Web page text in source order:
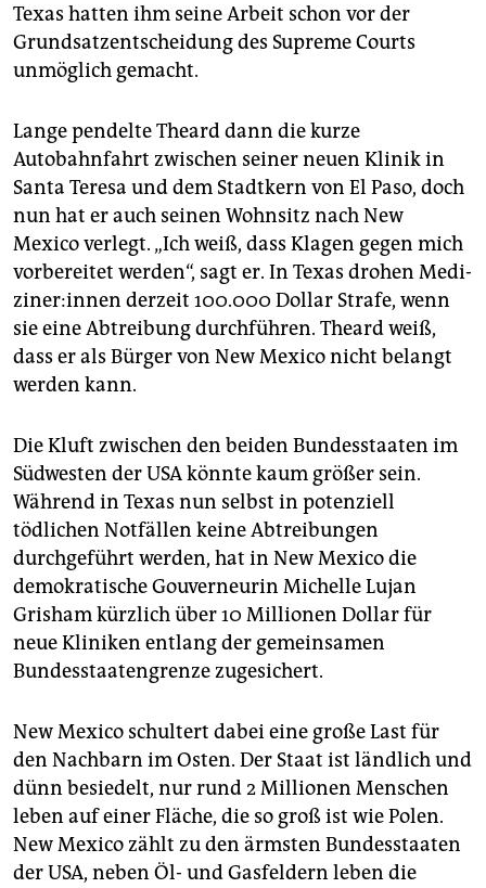
Texas hatten ihm seine Arbeit schon vor der
Grundsatzentscheidung des Supreme Courts
unmöglich gemacht.
Lange pendelte Theard dann die kurze
Autobahnfahrt zwischen seiner neuen Klinik in
Santa Teresa und dem Stadtkern von El Paso, doch
nun hat er auch seinen Wohnsitz nach New
Mexico verlegt. „Ich weiß, dass Klagen gegen mich
vorbereitet werden“, sagt er. In Texas drohen Me­di­
zi­ne­r:in­nen derzeit 100.000 Dollar Strafe, wenn
sie eine Abtreibung durchführen. Theard weiß,
dass er als Bürger von New Mexico nicht belangt
werden kann.
Die Kluft zwischen den beiden Bundesstaaten im
Südwesten der USA könnte kaum größer sein.
Während in Texas nun selbst in potenziell
tödlichen Notfällen keine Abtreibungen
durchgeführt werden, hat in New Mexico die
demokratische Gouverneurin Michelle Lujan
Grisham kürzlich über 10 Mil­lio­nen Dollar für
neue Kliniken entlang der gemeinsamen
Bundesstaatengrenze zugesichert.
New Mexico schultert dabei eine große Last für
den Nachbarn im Osten. Der Staat ist ländlich und
dünn besiedelt, nur rund 2 Millionen Menschen
leben auf einer Fläche, die so groß ist wie Polen.
New Mexico zählt zu den ärmsten Bundesstaaten
der USA, neben Öl- und Gasfeldern leben die